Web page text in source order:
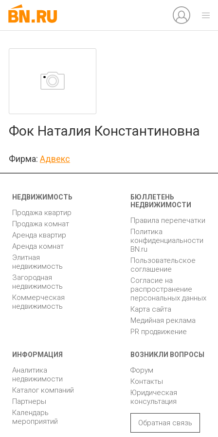
Фок Наталия Константиновна
Фирма: Адвекс
НЕДВИЖИМОСТЬ
Продажа квартир
Продажа комнат
Аренда квартир
Аренда комнат
Элитная
недвижимость
Загородная
недвижимость
Коммерческая
недвижимость
БЮЛЛЕТЕНЬ
НЕДВИЖИМОСТИ
Правила перепечатки
Политика
конфиденциальности
BN.ru
Пользовательское
соглашение
Согласие на
распространение
персональных данных
Карта сайта
Медийная реклама
PR продвижение
ИНФОРМАЦИЯ
Аналитика
недвижимости
Каталог компаний
Партнеры
Календарь
мероприятий
ВОЗНИКЛИ ВОПРОСЫ
Форум
Контакты
Юридическая
консультация
Обратная связь